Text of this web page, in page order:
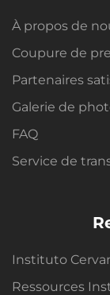
À propos de
Coupure de
Partenaires
Galerie de
FAQ
Service de
Instituto
Ressources